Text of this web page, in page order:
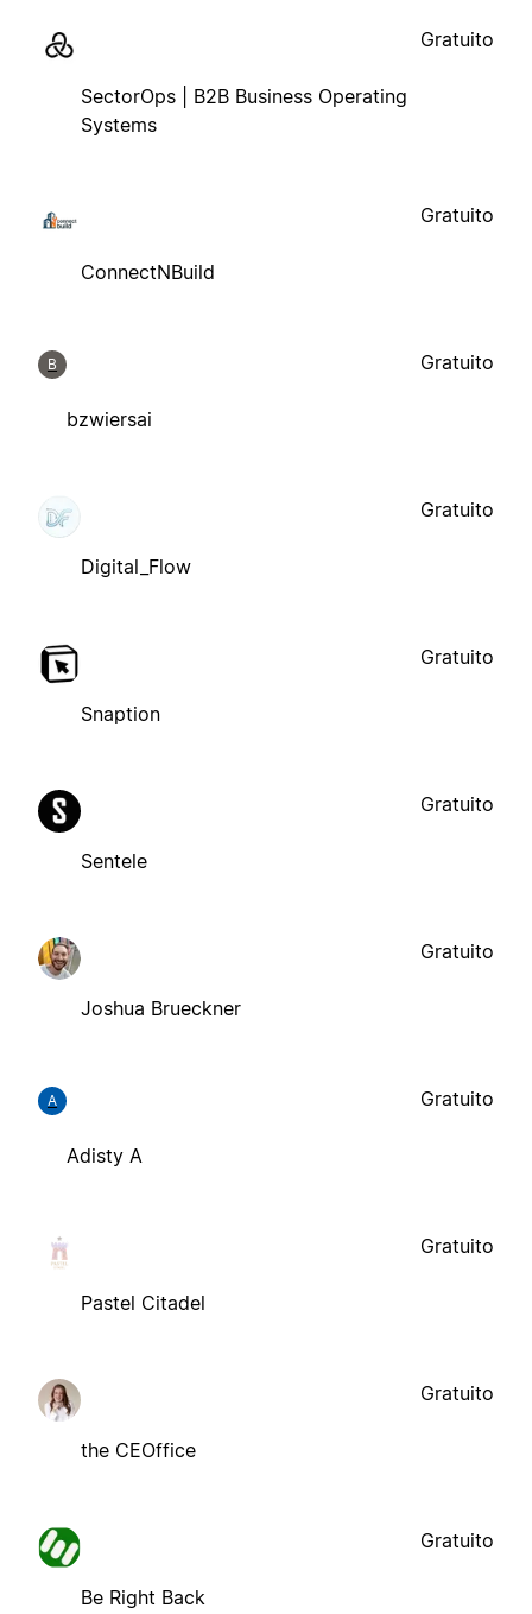
SectorOps | B2B Business Operating
Systems
Gratuito
ConnectNBuild
Gratuito
B
bzwiersai
Gratuito
Digital_Flow
Gratuito
Snaption
Gratuito
Sentele
Gratuito
Joshua Brueckner
Gratuito
A
Adisty A
Gratuito
Pastel Citadel
Gratuito
the CEOffice
Gratuito
Be Right Back
Gratuito